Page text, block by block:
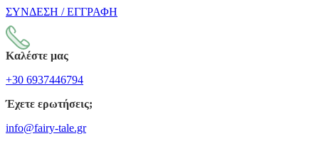
ΣΥΝΔΕΣΗ / ΕΓΓΡΑΦΗ
Καλέστε μας
+30 6937446794
Έχετε ερωτήσεις;
info@fairy-tale.gr